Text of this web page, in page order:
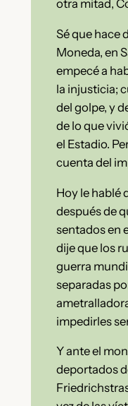
otra mitad,
Sé que hace
Moneda, en
empecé a
la injusticia;
del golpe, y
de lo que
el Estadio.
cuenta del
Hoy le hablé
después de
sentados en
dije que los
guerra
separadas
impedirles
Y ante el
deportados